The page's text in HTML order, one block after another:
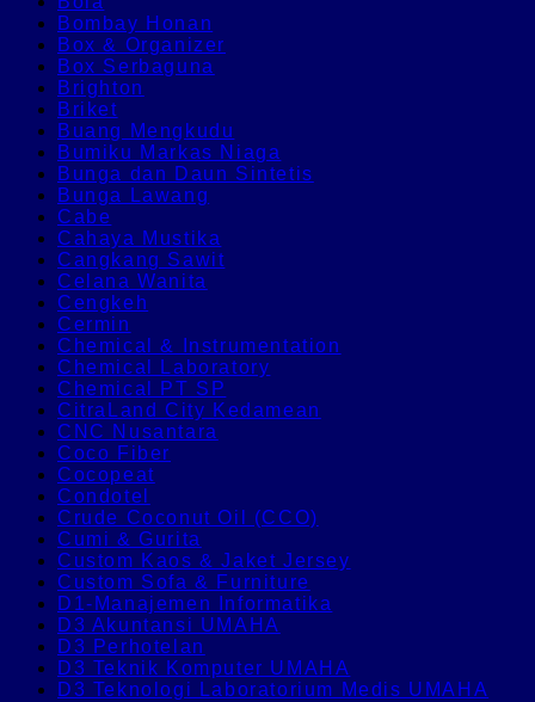
Bombay Honan
Box & Organizer
Box Serbaguna
Brighton
Briket
Buang Mengkudu
Bumiku Markas Niaga
Bunga dan Daun Sintetis
Bunga Lawang
Cabe
Cahaya Mustika
Cangkang Sawit
Celana Wanita
Cengkeh
Cermin
Chemical & Instrumentation
Chemical Laboratory
Chemical PT SP
CitraLand City Kedamean
CNC Nusantara
Coco Fiber
Cocopeat
Condotel
Crude Coconut Oil (CCO)
Cumi & Gurita
Custom Kaos & Jaket Jersey
Custom Sofa & Furniture
D1-Manajemen Informatika
D3 Akuntansi UMAHA
D3 Perhotelan
D3 Teknik Komputer UMAHA
D3 Teknologi Laboratorium Medis UMAHA